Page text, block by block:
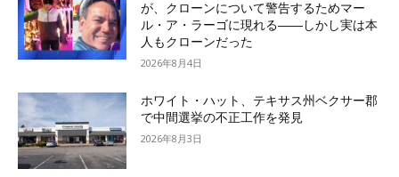
が、クローンについて警告するためマー
ル・ア・ラーゴに現れる――しかし実は本
人もクローンだった
2026年8月4日
ホワイト・ハット、テキサス州ベクサー郡
で中間選挙の不正工作を発見
2026年8月3日